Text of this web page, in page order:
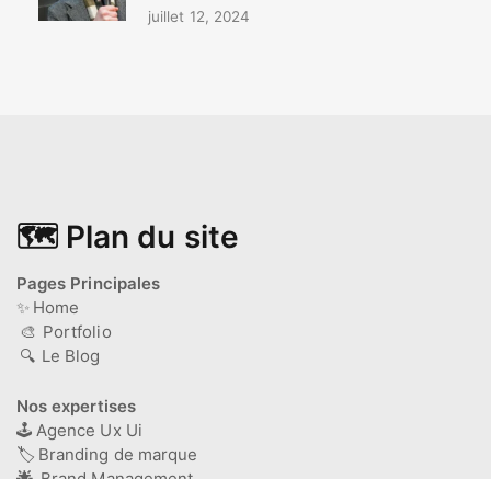
juillet 12, 2024
🗺️ Plan du site
Pages Principales
✨ Home
🎨 Portfolio
🔍 Le Blog
Nos expertises
🕹️ Agence Ux Ui
🏷️ Branding de marque